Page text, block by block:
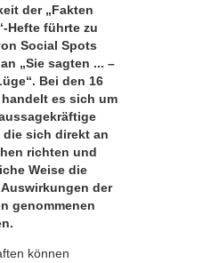
der „Fakten
Hefte führte zu
Social Spots
„Sie sagten ... –
Bei den 16
es sich um
sich direkt an
richten und
Weise die
der
genommenen
können